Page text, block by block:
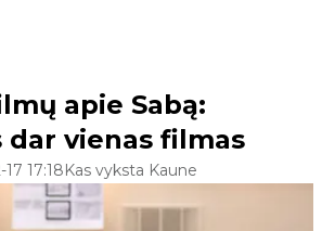
apie Sabą:
vienas filmas
17 17:18Kas vyksta Kaune